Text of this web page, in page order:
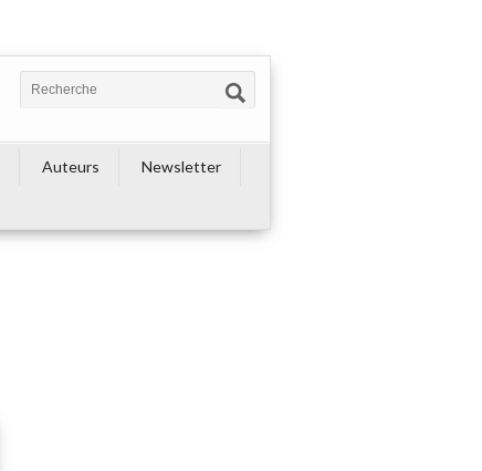
Auteurs
Newsletter